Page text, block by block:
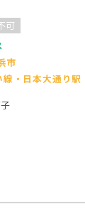
可
市
・日本大通り駅